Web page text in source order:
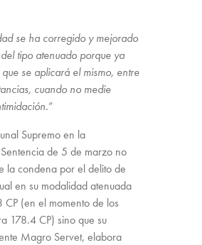
se ha corregido y mejorado
tipo atenuado porque ya
se aplicará el mismo, entre
cuando no medie
”
Supremo en la
de 5 de marzo no
la condena por el delito de
en su modalidad atenuada
(en el momento de los
178.4 CP) sino que su
Magro Servet, elabora